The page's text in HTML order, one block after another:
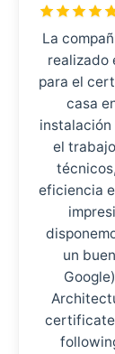
La
realizado
para el
casa
instalación
el
eficiencia
un
certificate